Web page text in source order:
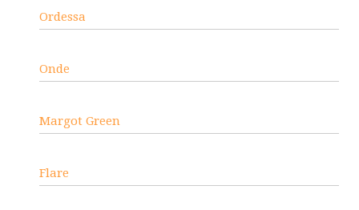
Ordessa
Onde
Margot Green
Flare